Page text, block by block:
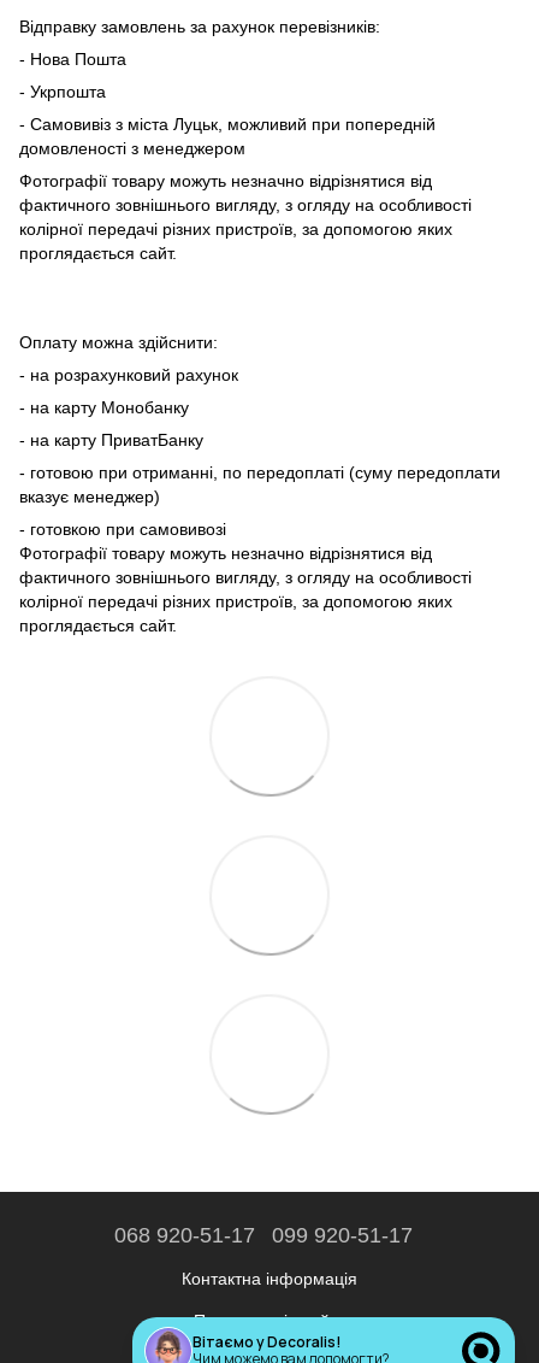
Відправку замовлень за рахунок перевізників:
- Нова Пошта
- Укрпошта
- Самовивіз з міста Луцьк, можливий при попередній
домовленості з менеджером
Фотографії товару можуть незначно відрізнятися від
фактичного зовнішнього вигляду, з огляду на особливості
колірної передачі різних пристроїв, за допомогою яких
проглядається сайт.
Оплату можна здійснити:
- на розрахунковий рахунок
- на карту Монобанку
- на карту ПриватБанку
- готовою при отриманні, по передоплаті (суму передоплати
вказує менеджер)
- готовкою при самовивозі
Фотографії товару можуть незначно відрізнятися від
фактичного зовнішнього вигляду, з огляду на особливості
колірної передачі різних пристроїв, за допомогою яких
проглядається сайт.
068 920-51-17 099 920-51-17
Контактна інформація
Повна версія сайту
Вітаємо у Decoralis!
Чим можемо вам допомогти?